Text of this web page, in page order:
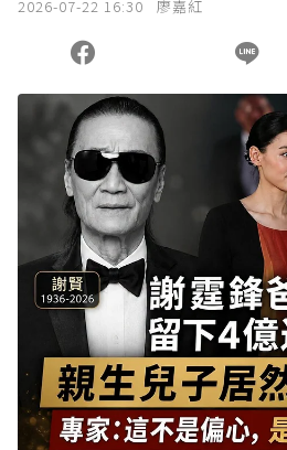
2026-07-22 16:30 廖嘉紅